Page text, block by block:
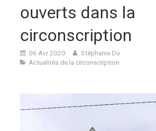
ouverts dans la
circonscription
06 Avr 2020
Stéphanie Do
Actualités de la circonscription